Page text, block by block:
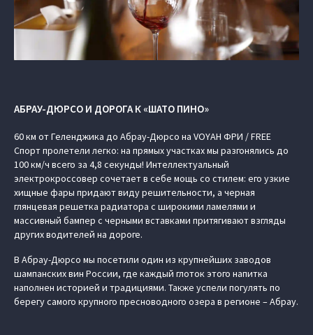
АБРАУ-ДЮРСО И ДОРОГА К «ШАТО ПИНО»
60 км от Геленджика до Абрау-Дюрсо на VOYAH ФРИ / FREE
Спорт пролетели легко: на прямых участках мы разгонялись до
100 км/ч всего за 4,8 секунды! Интеллектуальный
электрокроссовер сочетает в себе мощь со стилем: его узкие
хищные фары придают виду решительности, а черная
глянцевая решетка радиатора с широкими ламелями и
массивный бампер с черными вставками притягивают взгляды
других водителей на дороге.
В Абрау-Дюрсо мы посетили один из крупнейших заводов
шампанских вин России, где каждый глоток этого напитка
наполнен историей и традициями. Также успели погулять по
берегу самого крупного пресноводного озера в регионе – Абрау.